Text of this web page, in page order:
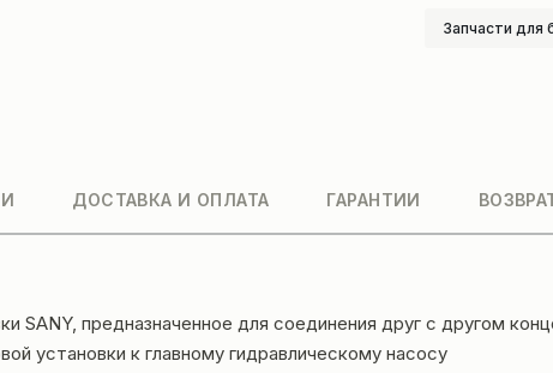
Запчасти для
ДОСТАВКА И ОПЛАТА ГАРАНТИИ
SANY, предназначенное для соединения друг с другом
установки к главному гидравлическому насосу